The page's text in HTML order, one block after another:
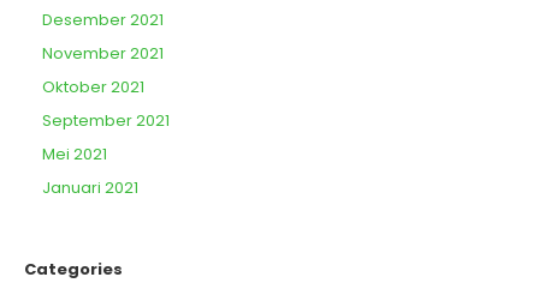
Desember 2021
November 2021
Oktober 2021
September 2021
Mei 2021
Januari 2021
Categories